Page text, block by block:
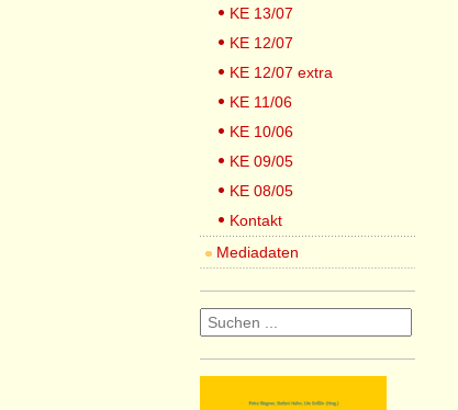
KE 13/07
KE 12/07
KE 12/07 extra
KE 11/06
KE 10/06
KE 09/05
KE 08/05
Kontakt
Mediadaten